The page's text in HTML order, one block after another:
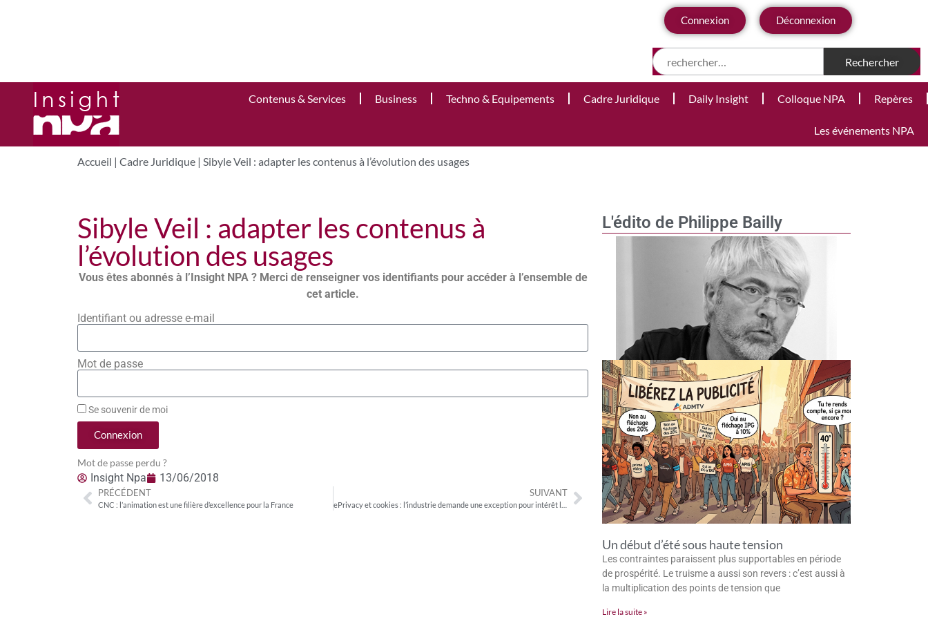
Connexion Déconnexion
Contenus & Services Business Techno & Equipements Cadre Juridique Daily Insight Colloque NPA Repères
Les événements NPA
Accueil | Cadre Juridique | Sibyle Veil : adapter les contenus à l’évolution des usages
L'édito de Philippe Bailly
Un début d’été sous haute tension
Les contraintes paraissent plus supportables en période
de prospérité. Le truisme a aussi son revers : c’est aussi à
la multiplication des points de tension que
Lire la suite »
Sibyle Veil : adapter les contenus à
l’évolution des usages
Vous êtes abonnés à l’Insight NPA ? Merci de renseigner vos identifiants pour accéder à l’ensemble de
cet article.
Identifiant ou adresse e-mail
Mot de passe
Se souvenir de moi
Connexion
Mot de passe perdu ?
Insight Npa 13/06/2018
PRÉCÉDENT
CNC : l’animation est une filière d’excellence pour la France
SUIVANT